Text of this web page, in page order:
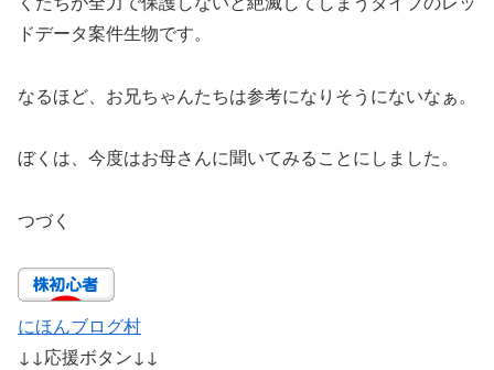
ドデータ案件生物です。
なるほど、お兄ちゃんたちは参考になりそうにないなぁ。
ぼくは、今度はお母さんに聞いてみることにしました。
つづく
にほんブログ村
↓↓応援ボタン↓↓